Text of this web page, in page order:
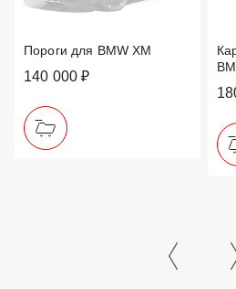
Пороги для BMW XM
140 000 ₽